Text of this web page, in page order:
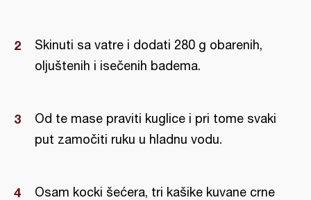
Skinuti sa vatre i dodati 280 g obarenih,
oljuštenih i isečenih badema.
Od te mase praviti kuglice i pri tome svaki
put zamočiti ruku u hladnu vodu.
Osam kocki šećera, tri kašike kuvane crne